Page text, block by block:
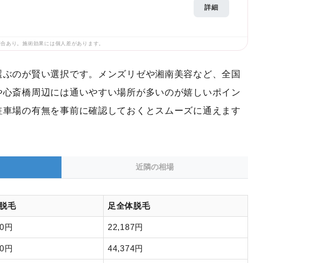
詳細
あり。施術効果には個人差があります。
のが賢い選択です。メンズリゼや湘南美容など、全国
斎橋周辺には通いやすい場所が多いのが嬉しいポイン
場の有無を事前に確認しておくとスムーズに通えます
近隣の相場
毛 足全体脱毛
円 22,187円
円 44,374円